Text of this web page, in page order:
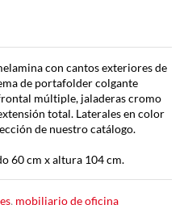
con cantos exteriores de
de portafolder colgante
múltiple, jaladeras cromo
total. Laterales en color
de nuestro catálogo.
60 cm x altura 104 cm.
, mobiliario de oficina